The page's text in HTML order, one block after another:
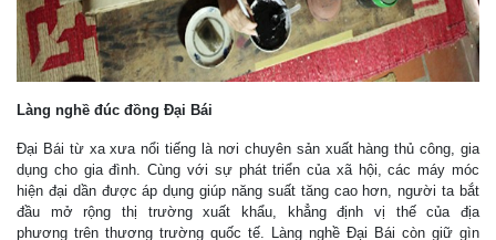
Làng nghề đúc đồng Đại Bái
Đại Bái từ xa xưa nổi tiếng là nơi chuyên sản xuất hàng thủ công, gia
dụng cho gia đình. Cùng với sự phát triển của xã hội, các máy móc
hiện đại dần được áp dụng giúp năng suất tăng cao hơn, người ta bắt
đầu mở rộng thị trường xuất khẩu, khẳng định vị thế của địa
phương trên thương trường quốc tế. Làng nghề Đại Bái còn giữ gìn